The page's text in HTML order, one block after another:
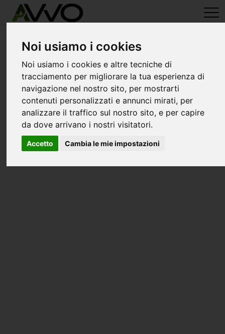
Noi usiamo i cookies
Noi usiamo i cookies e altre tecniche di
tracciamento per migliorare la tua esperienza di
navigazione nel nostro sito, per mostrarti
contenuti personalizzati e annunci mirati, per
analizzare il traffico sul nostro sito, e per capire
da dove arrivano i nostri visitatori.
Accetto Cambia le mie impostazioni
avvo-it>Cosenza> Avvocati belvedere m.mo